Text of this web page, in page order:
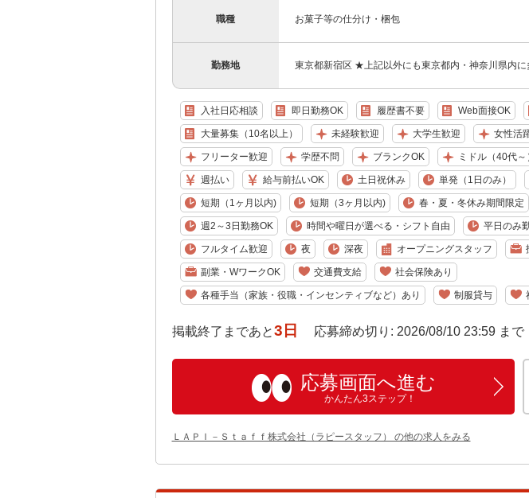
職種 お菓子等の仕分け・梱包
勤務地 東京都新宿区 ★上記以外にも東京都内・神奈川県内に
入社日応相談 即日勤務OK 履歴書不要 Web面接OK
大量募集（10名以上） 未経験歓迎 大学生歓迎 女性活
フリーター歓迎 学歴不問 ブランクOK ミドル（40代
週払い 給与前払いOK 土日祝休み 単発（1日のみ）
短期（1ヶ月以内) 短期（3ヶ月以内) 春・夏・冬休み期間限定
週2～3日勤務OK 時間や曜日が選べる・シフト自由 平日のみ
フルタイム歓迎 夜 深夜 オープニングスタッフ
副業・WワークOK 交通費支給 社会保険あり
各種手当（家族・役職・インセンティブなど）あり 制服貸与
掲載終了まであと3日 応募締め切り: 2026/08/10 23:59 まで
応募画面へ進む
かんたん3ステップ！
ＬＡＰＩ－Ｓｔａｆｆ株式会社（ラピースタッフ） の他の求人をみる